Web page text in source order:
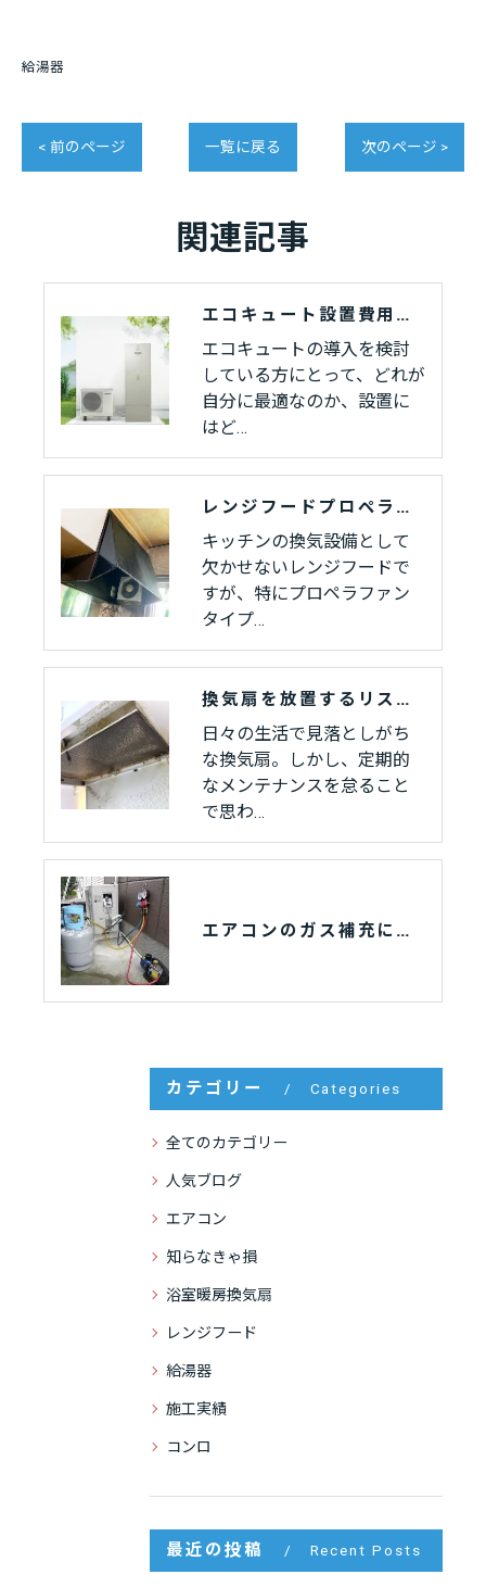
給湯器
< 前のページ 一覧に戻る 次のページ >
関連記事
エコキュート設置費用と選び方のポイント
エコキュートの導入を検討
している方にとって、どれが
自分に最適なのか、設置に
はど…
レンジフードプロペラファンのデメリットを徹底解説！
キッチンの換気設備として
欠かせないレンジフードで
すが、特にプロペラファン
タイプ…
換気扇を放置するリスクとその対策
日々の生活で見落としがち
な換気扇。しかし、定期的
なメンテナンスを怠ること
で思わ…
エアコンのガス補充にかかる費用と作業内容
カテゴリー Categories
全てのカテゴリー
人気ブログ
エアコン
知らなきゃ損
浴室暖房換気扇
レンジフード
給湯器
施工実績
コンロ
最近の投稿 Recent Posts